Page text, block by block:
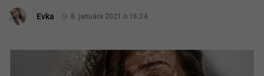
Evka 8. januára 2021 o 16:24